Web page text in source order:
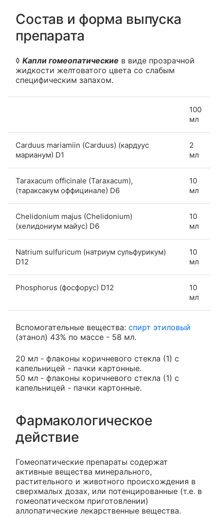
Состав и форма выпуска
препарата
◊ Капли гомеопатические в виде прозрачной
жидкости желтоватого цвета со слабым
специфическим запахом.
100
мл
Carduus mariamiin (Carduus) (кардуус
марианум) D1
2
мл
Taraxacum officinale (Taraxacum),
(тараксакум оффицинале) D6
10
мл
Chelidonium majus (Chelidonium)
(хелидониум майус) D6
10
мл
Natrium sulfuricum (натриум сульфурикум)
D12
10
мл
Phosphorus (фосфорус) D12
10
мл
Вспомогательные вещества: спирт этиловый
(этанол) 43% по массе - 58 мл.
20 мл - флаконы коричневого стекла (1) с
капельницей - пачки картонные.
50 мл - флаконы коричневого стекла (1) с
капельницей - пачки картонные.
Фармакологическое
действие
Гомеопатические препараты содержат
активные вещества минерального,
растительного и животного происхождения в
сверхмалых дозах, или потенцированные (т.е. в
гомеопатическом приготовлении)
аллопатические лекарственные вещества.